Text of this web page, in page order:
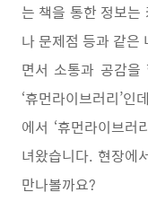
는 책을 통한 정보는
나 문제점 등과 같은
면서 소통과 공감
‘휴먼라이브러리’
에서 ‘휴먼라이브
녀왔습니다. 현장에
만나볼까요?